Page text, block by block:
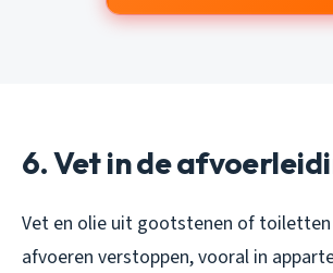
6. Vet in de
Vet en olie uit gootstenen of toiletten
afvoeren verstoppen, vooral in